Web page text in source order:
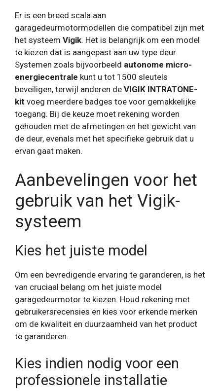
Er is een breed scala aan
garagedeurmotormodellen die compatibel zijn met
het systeem Vigik. Het is belangrijk om een ​​model
te kiezen dat is aangepast aan uw type deur.
Systemen zoals bijvoorbeeld autonome micro-
energiecentrale kunt u tot 1500 sleutels
beveiligen, terwijl anderen de VIGIK INTRATONE-
kit voeg meerdere badges toe voor gemakkelijke
toegang. Bij de keuze moet rekening worden
gehouden met de afmetingen en het gewicht van
de deur, evenals met het specifieke gebruik dat u
ervan gaat maken.
Aanbevelingen voor het
gebruik van het Vigik-
systeem
Kies het juiste model
Om een ​​bevredigende ervaring te garanderen, is het
van cruciaal belang om het juiste model
garagedeurmotor te kiezen. Houd rekening met
gebruikersrecensies en kies voor erkende merken
om de kwaliteit en duurzaamheid van het product
te garanderen.
Kies indien nodig voor een
professionele installatie